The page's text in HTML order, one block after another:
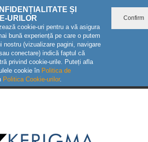
ȘI
URILOR
cookie-uri pentru a vă asigura
bună experiență pe care o putem
nostru (vizualizare pagini, navigare
conectare) indică faptul că
privind cookie-urile. Puteți afla
cookie în Politica de
Politica Cookie-urilor.
Confirm